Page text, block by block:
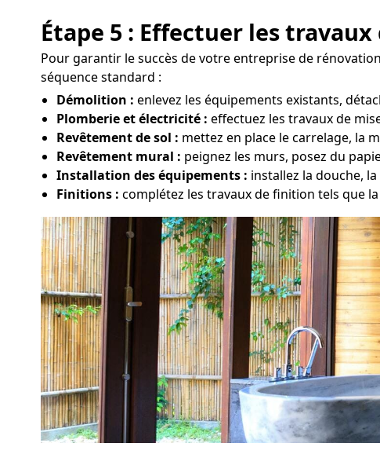
Étape 5 : Effectuer les
Pour garantir le succès de votre entreprise de
séquence standard :
Démolition : enlevez les équipements existants,
Plomberie et électricité : effectuez les travaux de
Revêtement de sol : mettez en place le carrelage, la
Revêtement mural : peignez les murs, posez du
Installation des équipements : installez la douche,
Finitions : complétez les travaux de finition tels que